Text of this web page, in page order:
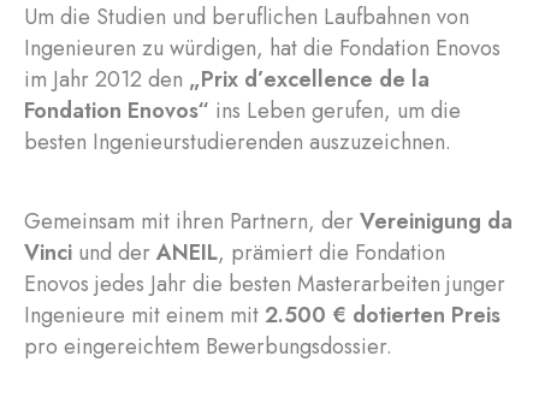
Um die Studien und beruflichen Laufbahnen von
Ingenieuren zu würdigen, hat die Fondation Enovos
im Jahr 2012 den „Prix d’excellence de la
Fondation Enovos“ ins Leben gerufen, um die
besten Ingenieurstudierenden auszuzeichnen.
Gemeinsam mit ihren Partnern, derVereinigung da
Vinci und derANEIL, prämiert die Fondation
Enovos jedes Jahr die besten Masterarbeiten junger
Ingenieure mit einem mit2.500 € dotierten Preis
pro eingereichtem Bewerbungsdossier.